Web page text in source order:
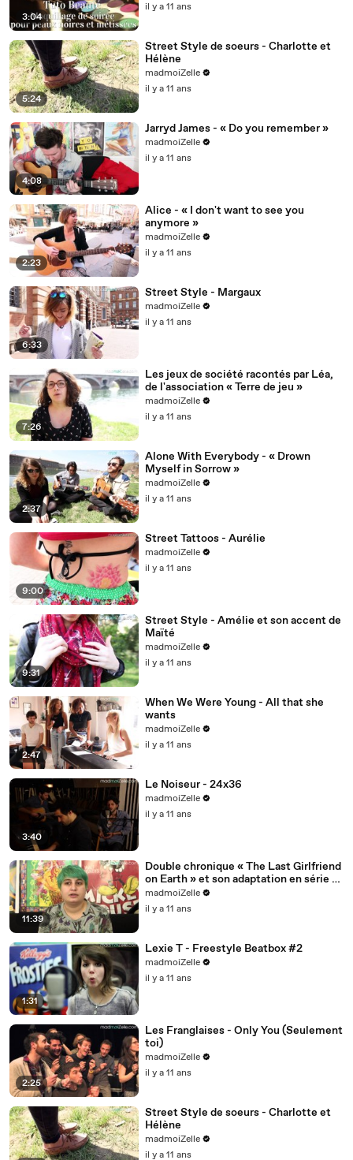
3:04
il y a 11 ans
5:24
Street Style de soeurs - Charlotte et
Hélène
madmoiZelle
il y a 11 ans
4:08
Jarryd James - « Do you remember »
madmoiZelle
il y a 11 ans
2:23
Alice - « I don't want to see you
anymore »
madmoiZelle
il y a 11 ans
6:33
Street Style - Margaux
madmoiZelle
il y a 11 ans
7:26
Les jeux de société racontés par Léa,
de l'association « Terre de jeu »
madmoiZelle
il y a 11 ans
2:37
Alone With Everybody - « Drown
Myself in Sorrow »
madmoiZelle
il y a 11 ans
9:00
Street Tattoos - Aurélie
madmoiZelle
il y a 11 ans
9:31
Street Style - Amélie et son accent de
Maïté
madmoiZelle
il y a 11 ans
2:47
When We Were Young - All that she
wants
madmoiZelle
il y a 11 ans
3:40
Le Noiseur - 24x36
madmoiZelle
il y a 11 ans
11:39
Double chronique « The Last Girlfriend
on Earth » et son adaptation en série «
Man Seeking W
madmoiZelle
il y a 11 ans
1:31
Lexie T - Freestyle Beatbox #2
madmoiZelle
il y a 11 ans
2:25
Les Franglaises - Only You (Seulement
toi)
madmoiZelle
il y a 11 ans
Street Style de soeurs - Charlotte et
Hélène
madmoiZelle
il y a 11 ans